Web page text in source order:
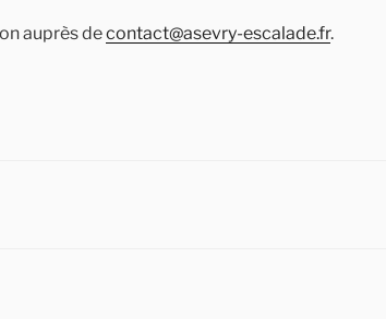
auprès decontact@asevry-escalade.fr.